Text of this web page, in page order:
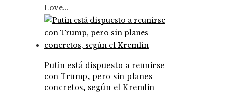
Love...
Putin está dispuesto a reunirse
con Trump, pero sin planes
concretos, según el Kremlin